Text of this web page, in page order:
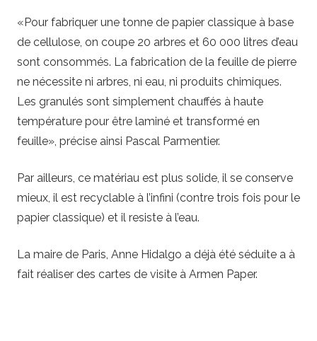
«Pour fabriquer une tonne de papier classique à base
de cellulose, on coupe 20 arbres et 60 000 litres d’eau
sont consommés. La fabrication de la feuille de pierre
ne nécessite ni arbres, ni eau, ni produits chimiques.
Les granulés sont simplement chauffés à haute
température pour être laminé et transformé en
feuille», précise ainsi Pascal Parmentier.
Par ailleurs, ce matériau est plus solide, il se conserve
mieux, il est recyclable à l’infini (contre trois fois pour le
papier classique) et il resiste à l’eau.
La maire de Paris, Anne Hidalgo a déjà été séduite a à
fait réaliser des cartes de visite à Armen Paper.